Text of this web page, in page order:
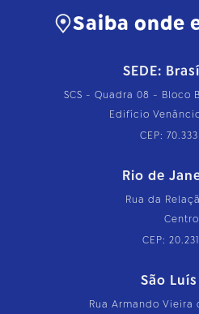
Saiba onde
SEDE:
SCS - Quadra 08 - Bloco
Edifício
CEP:
Rio de
Rua da
Centro
CEP:
São
Rua Armando Vieira